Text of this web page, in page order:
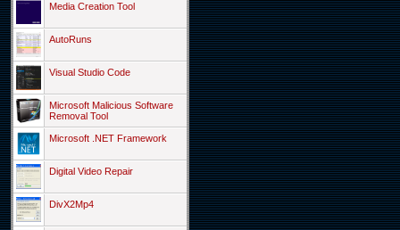
Media Creation Tool
AutoRuns
Visual Studio Code
Microsoft Malicious Software
Removal Tool
Microsoft .NET Framework
Digital Video Repair
DivX2Mp4